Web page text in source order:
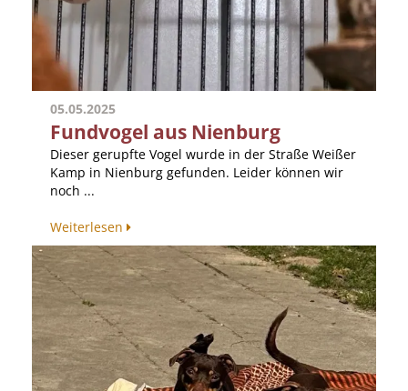
05.05.2025
Fundvogel aus Nienburg
Dieser gerupfte Vogel wurde in der Straße Weißer
Kamp in Nienburg gefunden. Leider können wir
noch ...
Weiterlesen